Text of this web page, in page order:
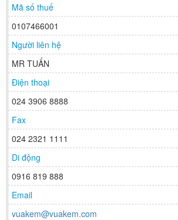
Mã số thuế
0107466001
Người liên hệ
MR TUẤN
Điện thoại
024 3906 8888
Fax
024 2321 1111
Di động
0916 819 888
Email
vuakem@vuakem.com